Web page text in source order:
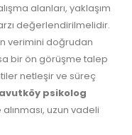
alanları, yaklaşım
değerlendirilmelidir.
verimini doğrudan
bir ön görüşme talep
netleşir ve süreç
psikolog
uzun vadeli